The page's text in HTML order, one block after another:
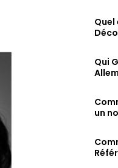
Soyez
dans la
sa
Quel
Qui
les
un